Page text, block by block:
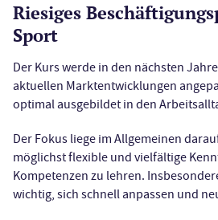
Riesiges
Sport
Der Kurs werde in den nächsten
aktuellen Marktentwicklungen
optimal ausgebildet in den
Der Fokus liege im Allgemeinen
möglichst flexible und vielfältige
Kompetenzen zu lehren.
wichtig, sich schnell anpassen und